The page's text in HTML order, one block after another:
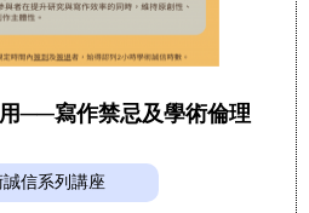
──寫作禁忌及學術倫理
誠信系列講座